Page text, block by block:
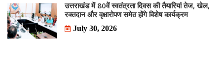
उत्तराखंड में 80वें स्वतंत्रता दिवस की तैयारियां तेज, खेल,
रक्तदान और वृक्षारोपण समेत होंगे विशेष कार्यक्रम
July 30, 2026